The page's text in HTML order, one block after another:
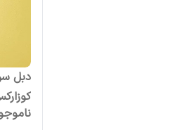
دبل
کوزارکس